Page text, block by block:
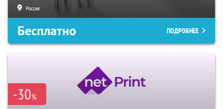
Россия
Бесплатно ПОДРОБНЕЕ
-30%